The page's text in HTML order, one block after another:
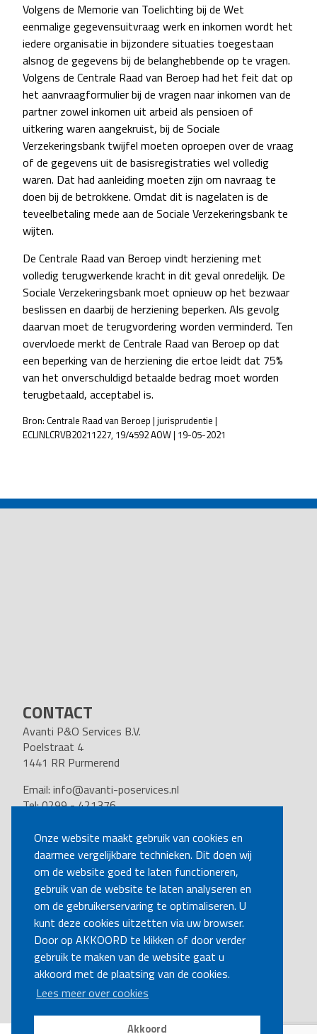
Onze website maakt gebruik van cookies en
daarmee vergelijkbare technieken. Dit doen wij
om de website goed te laten functioneren,
gebruik van de website te laten analyseren en
om de gebruikerservaring te optimaliseren. U
kunt deze cookies uitzetten via uw browser.
Door op AKKOORD te klikken of door verder
gebruik te maken van de website gaat u
akkoord met de plaatsing van de cookies.
Lees meer over cookies
Akkoord
Volgens de Memorie van Toelichting bij de Wet
eenmalige gegevensuitvraag werk en inkomen wordt het
iedere organisatie in bijzondere situaties toegestaan
alsnog de gegevens bij de belanghebbende op te vragen.
Volgens de Centrale Raad van Beroep had het feit dat op
het aanvraagformulier bij de vragen naar inkomen van de
partner zowel inkomen uit arbeid als pensioen of
uitkering waren aangekruist, bij de Sociale
Verzekeringsbank twijfel moeten oproepen over de vraag
of de gegevens uit de basisregistraties wel volledig
waren. Dat had aanleiding moeten zijn om navraag te
doen bij de betrokkene. Omdat dit is nagelaten is de
teveelbetaling mede aan de Sociale Verzekeringsbank te
wijten.
De Centrale Raad van Beroep vindt herziening met
volledig terugwerkende kracht in dit geval onredelijk. De
Sociale Verzekeringsbank moet opnieuw op het bezwaar
beslissen en daarbij de herziening beperken. Als gevolg
daarvan moet de terugvordering worden verminderd. Ten
overvloede merkt de Centrale Raad van Beroep op dat
een beperking van de herziening die ertoe leidt dat 75%
van het onverschuldigd betaalde bedrag moet worden
terugbetaald, acceptabel is.
Bron: Centrale Raad van Beroep | jurisprudentie |
ECLINLCRVB20211227, 19/4592 AOW | 19-05-2021
NAVIGATION
CONTACT
Avanti P&O Services B.V.
Poelstraat 4
1441 RR Purmerend
Email: info@avanti-poservices.nl
Tel: 0299 - 421376
Kvk nummer: 37140121
VOLG ONS
BEL MIJ TERUG
MAAK EEN AFSPRAAK